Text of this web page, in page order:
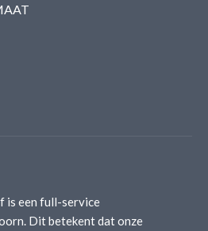
is een full-service
Dit betekent dat onze